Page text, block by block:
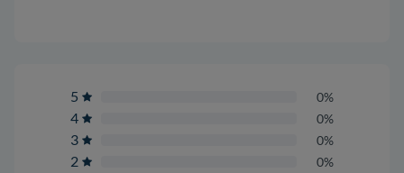
5 0%
4 0%
3 0%
2 0%